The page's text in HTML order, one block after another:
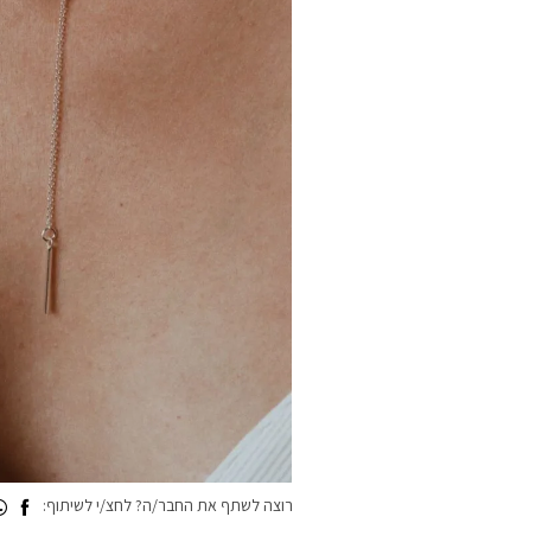
רוצה לשתף את החבר/ה? לחצ/י לשיתוף: